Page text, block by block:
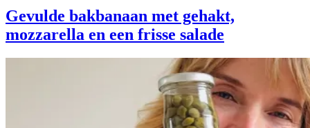
Gevulde bakbanaan met gehakt,
mozzarella en een frisse salade